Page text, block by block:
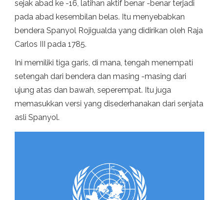
sejak abad ke -16, latihan aktif benar -benar terjadi
pada abad kesembilan belas. Itu menyebabkan
bendera Spanyol Rojigualda yang didirikan oleh Raja
Carlos III pada 1785.
Ini memiliki tiga garis, di mana, tengah menempati
setengah dari bendera dan masing -masing dari
ujung atas dan bawah, seperempat. Itu juga
memasukkan versi yang disederhanakan dari senjata
asli Spanyol.